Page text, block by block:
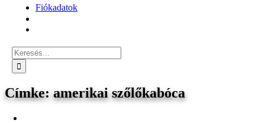
Fiókadatok
Keresés...
amerikai szőlőkabóca